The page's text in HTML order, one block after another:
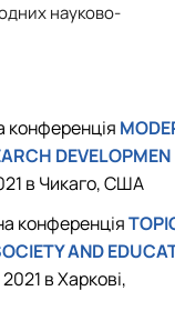
науково-
конференція
DEVELOPMEN
в Чикаго, США
конференція
AND
в Харкові,